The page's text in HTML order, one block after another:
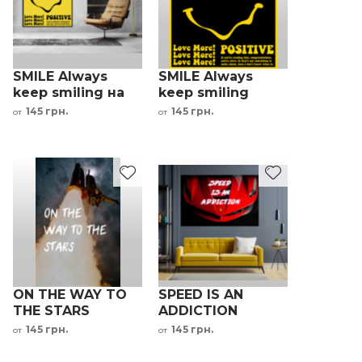
SMILE Always
keep smiling на
желтом фоне
от 145 грн.
SMILE Always
keep smiling
мотивационная
от 145 грн.
ON THE WAY TO
THE STARS
мотивационная
от 145 грн.
SPEED IS AN
ADDICTION
мотивационная
от 145 грн.